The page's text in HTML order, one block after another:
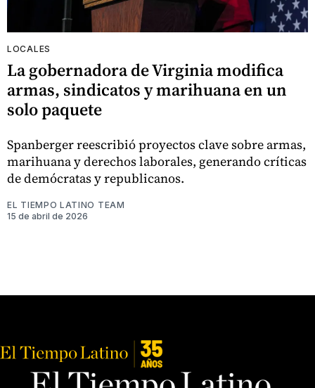
LOCALES
La gobernadora de Virginia modifica
armas, sindicatos y marihuana en un
solo paquete
Spanberger reescribió proyectos clave sobre armas,
marihuana y derechos laborales, generando críticas
de demócratas y republicanos.
EL TIEMPO LATINO TEAM
15 de abril de 2026